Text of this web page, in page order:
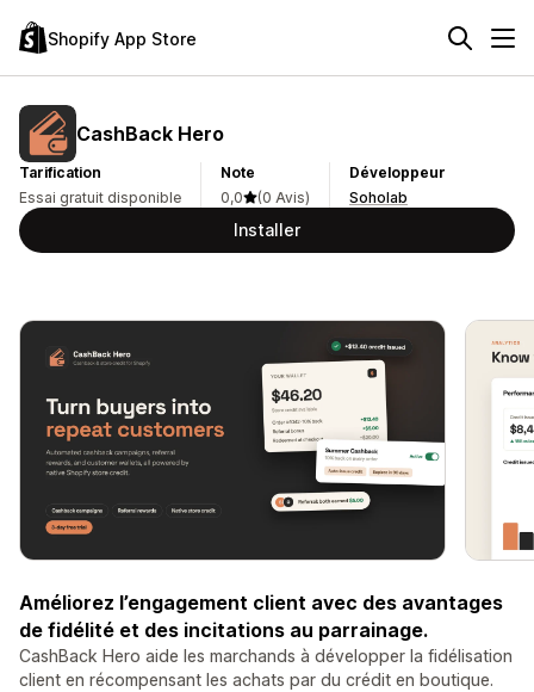
Shopify App Store
CashBack Hero
Tarification
Essai gratuit disponible
Note
0,0
(0 Avis)
Développeur
Soholab
Installer
Améliorez l’engagement client avec des avantages
de fidélité et des incitations au parrainage.
CashBack Hero aide les marchands à développer la fidélisation
client en récompensant les achats par du crédit en boutique.